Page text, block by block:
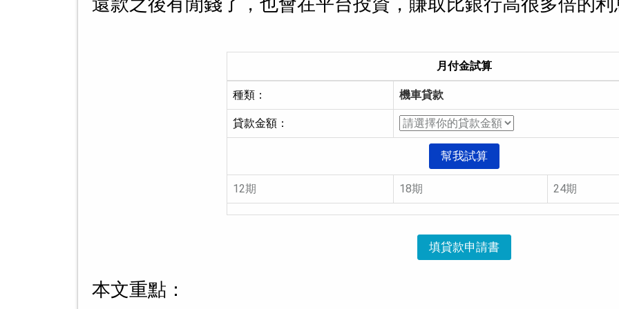
月付金試算
種類： 機車貸款
貸款金額：
幫我試算
12期 18期 24期
本文重點：